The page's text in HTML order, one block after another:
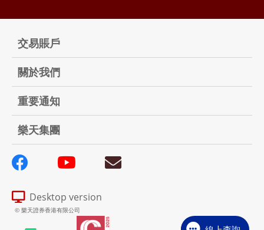
交易賬戶
關於我們
重要通知
樂天集團
Desktop version
© 樂天證券香港有限公司